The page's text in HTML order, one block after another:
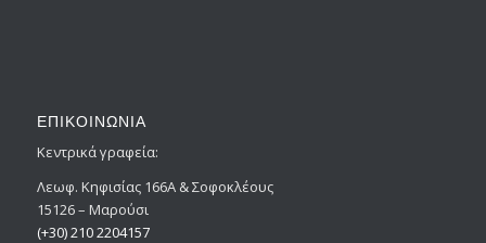
ΕΠΙΚΟΙΝΩΝΙΑ
Κεντρικά γραφεία:
Λεωφ. Κηφισίας 166Α & Σοφοκλέους
15126 – Μαρούσι
(+30) 210 2204157